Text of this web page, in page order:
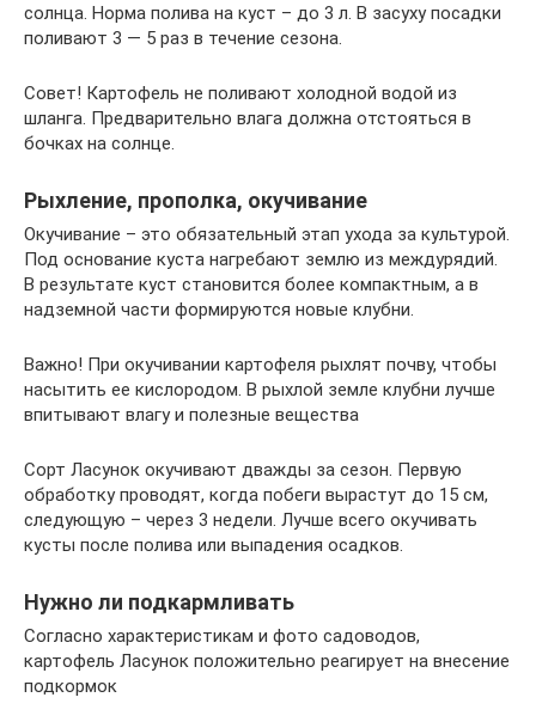
солнца. Норма полива на куст – до 3 л. В засуху посадки
поливают 3 — 5 раз в течение сезона.
Совет! Картофель не поливают холодной водой из
шланга. Предварительно влага должна отстояться в
бочках на солнце.
Рыхление, прополка, окучивание
Окучивание – это обязательный этап ухода за культурой.
Под основание куста нагребают землю из междурядий.
В результате куст становится более компактным, а в
надземной части формируются новые клубни.
Важно! При окучивании картофеля рыхлят почву, чтобы
насытить ее кислородом. В рыхлой земле клубни лучше
впитывают влагу и полезные вещества
Сорт Ласунок окучивают дважды за сезон. Первую
обработку проводят, когда побеги вырастут до 15 см,
следующую – через 3 недели. Лучше всего окучивать
кусты после полива или выпадения осадков.
Нужно ли подкармливать
Согласно характеристикам и фото садоводов,
картофель Ласунок положительно реагирует на внесение
подкормок